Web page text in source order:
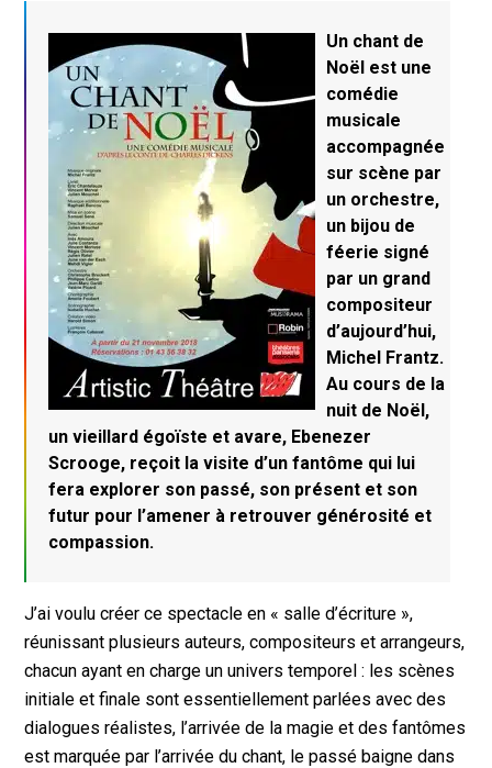
Un chant de
Noël est une
comédie
musicale
accompagnée
sur scène par
un orchestre,
un bijou de
féerie signé
par un grand
compositeur
d’aujourd’hui,
Michel Frantz.
Au cours de la
nuit de Noël,
un vieillard égoïste et avare, Ebenezer
Scrooge, reçoit la visite d’un fantôme qui lui
fera explorer son passé, son présent et son
futur pour l’amener à retrouver générosité et
compassion.
J’ai voulu créer ce spectacle en « salle d’écriture »,
réunissant plusieurs auteurs, compositeurs et arrangeurs,
chacun ayant en charge un univers temporel : les scènes
initiale et finale sont essentiellement parlées avec des
dialogues réalistes, l’arrivée de la magie et des fantômes
est marquée par l’arrivée du chant, le passé baigne dans